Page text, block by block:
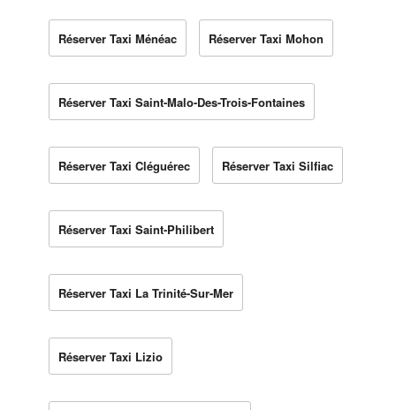
Réserver Taxi Ménéac Réserver Taxi Mohon
Réserver Taxi Saint-Malo-Des-Trois-Fontaines
Réserver Taxi Cléguérec Réserver Taxi Silfiac
Réserver Taxi Saint-Philibert
Réserver Taxi La Trinité-Sur-Mer
Réserver Taxi Lizio